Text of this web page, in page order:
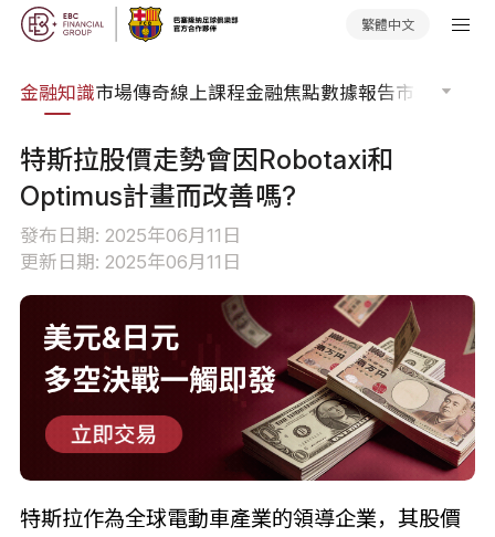
繁體中文
金融知識市場傳奇線上課程金融焦點數據報告市場分析
特斯拉股價走勢會因Robotaxi和
Optimus計畫而改善嗎?
發布日期: 2025年06月11日
更新日期: 2025年06月11日
特斯拉作為全球電動車產業的領導企業，其股價